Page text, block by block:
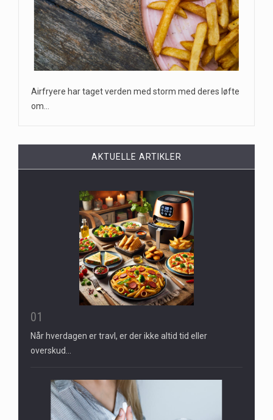
Airfryere har taget verden med storm med deres løfte
om…
AKTUELLE ARTIKLER
01
Når hverdagen er travl, er der ikke altid tid eller
overskud…